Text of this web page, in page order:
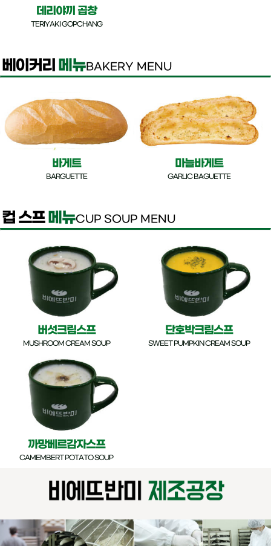
데리야끼 곱창
TERIYAKI GOPCHANG
베이커리 메뉴BAKERY MENU
바게트
BARGUETTE
마늘바게트
GARLIC BAGUETTE
컵 스프메뉴CUP SOUP MENU
버섯크림스프
MUSHROOM CREAM SOUP
단호박크림스프
SWEET PUMPKIN CREAM SOUP
까망베르감자스프
CAMEMBERT POTATO SOUP